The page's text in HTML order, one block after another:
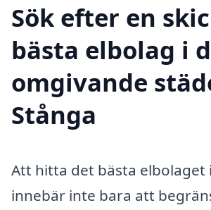
Sök efter en
bästa elbolag i
omgivande
Stånga
Att hitta det bästa elbolaget
innebär inte bara att